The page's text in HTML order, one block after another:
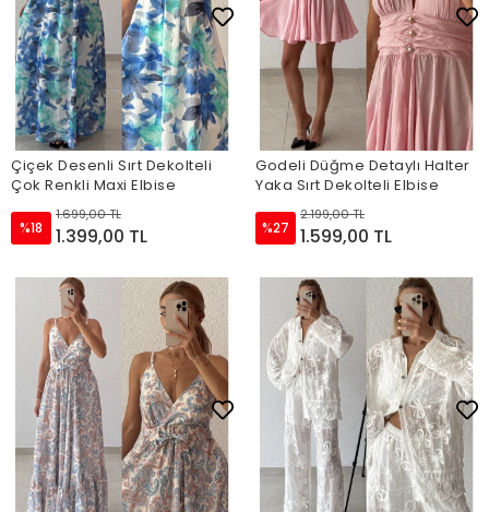
Çiçek Desenli Sırt Dekolteli
Çok Renkli Maxi Elbise
%18
1.699,00 TL
1.399,00 TL
Godeli Düğme Detaylı Halter
Yaka Sırt Dekolteli Elbise
%27
2.199,00 TL
1.599,00 TL